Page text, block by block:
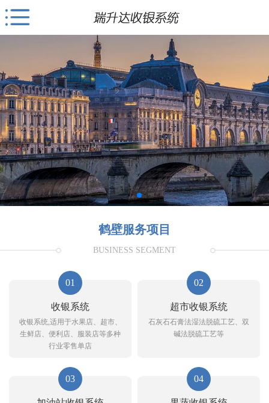
鹤壁服务项目
BUSINESS SEGMENT
01
收银系统
收银系统,适用于水果店、超市、
生鲜店、便利店、服装店等多种
行业零售单店
02
超市收银系统
石灰石石膏法湿法脱硫工艺、双
碱法脱硫工艺等
03 04